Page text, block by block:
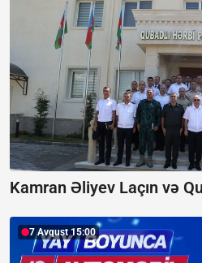
Kamran Əliyev Laçın və
7 Avqust 15:00